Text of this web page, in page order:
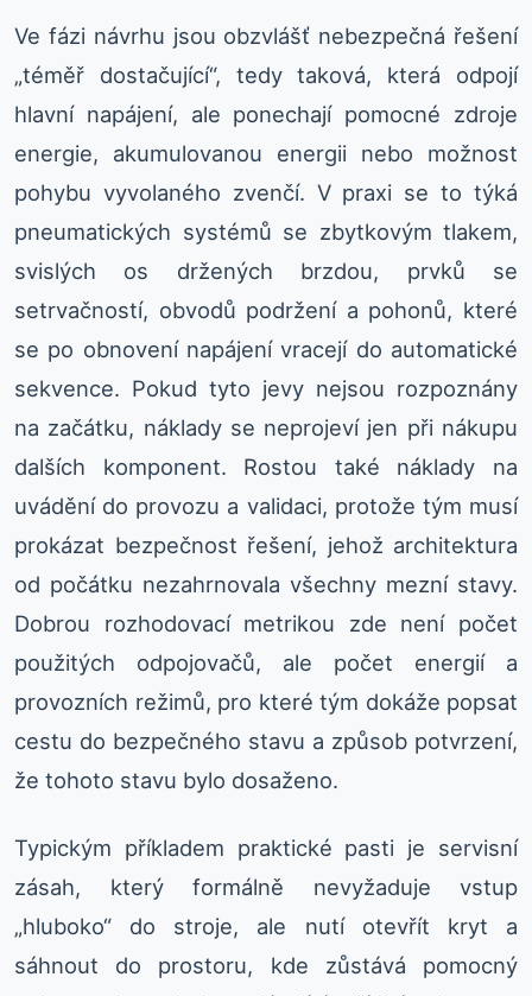
Ve fázi návrhu jsou obzvlášť nebezpečná řešení
„téměř dostačující“, tedy taková, která odpojí
hlavní napájení, ale ponechají pomocné zdroje
energie, akumulovanou energii nebo možnost
pohybu vyvolaného zvenčí. V praxi se to týká
pneumatických systémů se zbytkovým tlakem,
svislých os držených brzdou, prvků se
setrvačností, obvodů podržení a pohonů, které
se po obnovení napájení vracejí do automatické
sekvence. Pokud tyto jevy nejsou rozpoznány
na začátku, náklady se neprojeví jen při nákupu
dalších komponent. Rostou také náklady na
uvádění do provozu a validaci, protože tým musí
prokázat bezpečnost řešení, jehož architektura
od počátku nezahrnovala všechny mezní stavy.
Dobrou rozhodovací metrikou zde není počet
použitých odpojovačů, ale počet energií a
provozních režimů, pro které tým dokáže popsat
cestu do bezpečného stavu a způsob potvrzení,
že tohoto stavu bylo dosaženo.
Typickým příkladem praktické pasti je servisní
zásah, který formálně nevyžaduje vstup
„hluboko“ do stroje, ale nutí otevřít kryt a
sáhnout do prostoru, kde zůstává pomocný